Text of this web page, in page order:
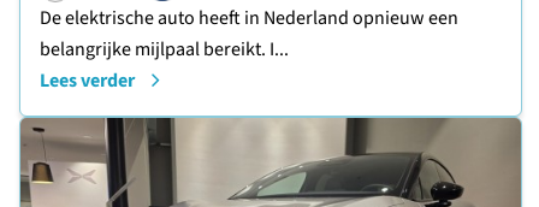
De elektrische auto heeft in Nederland opnieuw een
belangrijke mijlpaal bereikt. I...
Lees verder